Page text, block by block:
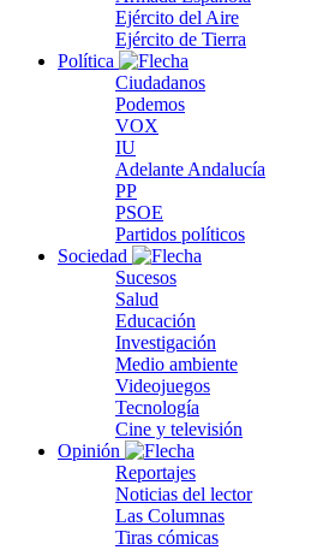
Ejército del Aire
Ejército de Tierra
Política
Ciudadanos
Podemos
VOX
IU
Adelante Andalucía
PP
PSOE
Partidos políticos
Sociedad
Sucesos
Salud
Educación
Investigación
Medio ambiente
Videojuegos
Tecnología
Cine y televisión
Opinión
Reportajes
Noticias del lector
Las Columnas
Tiras cómicas